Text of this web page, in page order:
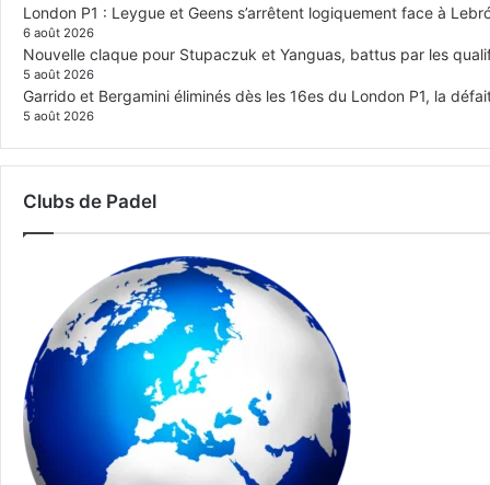
London P1 : Leygue et Geens s’arrêtent logiquement face à
6 août 2026
Nouvelle claque pour Stupaczuk et Yanguas, battus par les
5 août 2026
Garrido et Bergamini éliminés dès les 16es du London P1, la
5 août 2026
Clubs de Padel